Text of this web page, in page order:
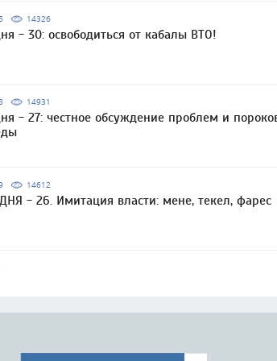
14326
- 30: освободиться от кабалы ВТО!
14931
- 27: честное обсуждение проблем и
14612
- 26. Имитация власти: мене, текел, фарес